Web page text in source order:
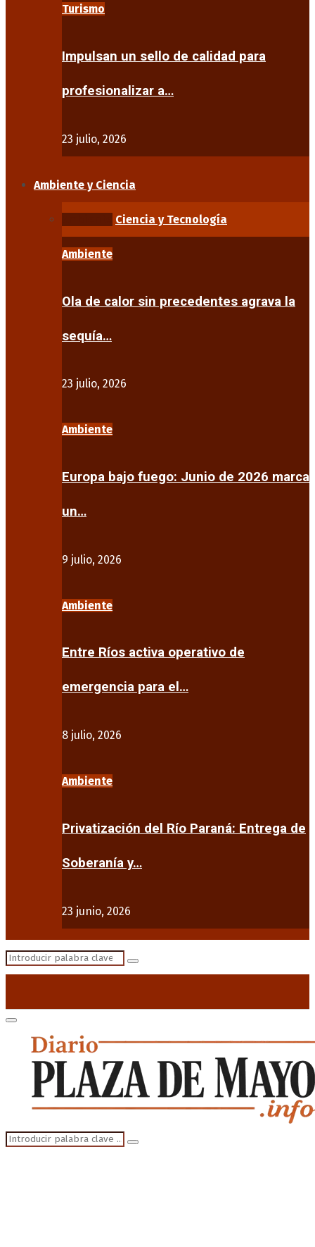
Turismo
Impulsan un sello de calidad para
profesionalizar a…
23 julio, 2026
Ambiente y Ciencia
Ciencia y Tecnología
Ambiente
Ola de calor sin precedentes agrava la
sequía…
23 julio, 2026
Ambiente
Europa bajo fuego: Junio de 2026 marca
un…
9 julio, 2026
Ambiente
Entre Ríos activa operativo de
emergencia para el…
8 julio, 2026
Ambiente
Privatización del Río Paraná: Entrega de
Soberanía y…
23 junio, 2026
Search
Search
Primary
Menu
Search
for:
Search